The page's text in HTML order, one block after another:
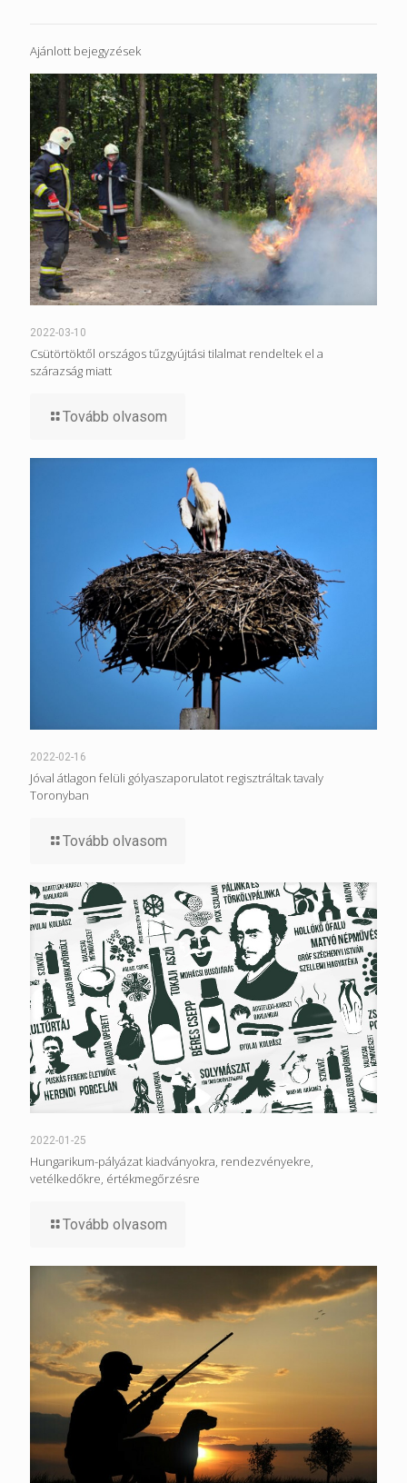
Ajánlott bejegyzések
2022-03-10
Csütörtöktől országos tűzgyújtási tilalmat rendeltek el a
szárazság miatt
Tovább olvasom
2022-02-16
Jóval átlagon felüli gólyaszaporulatot regisztráltak tavaly
Toronyban
Tovább olvasom
2022-01-25
Hungarikum-pályázat kiadványokra, rendezvényekre,
vetélkedőkre, értékmegőrzésre
Tovább olvasom